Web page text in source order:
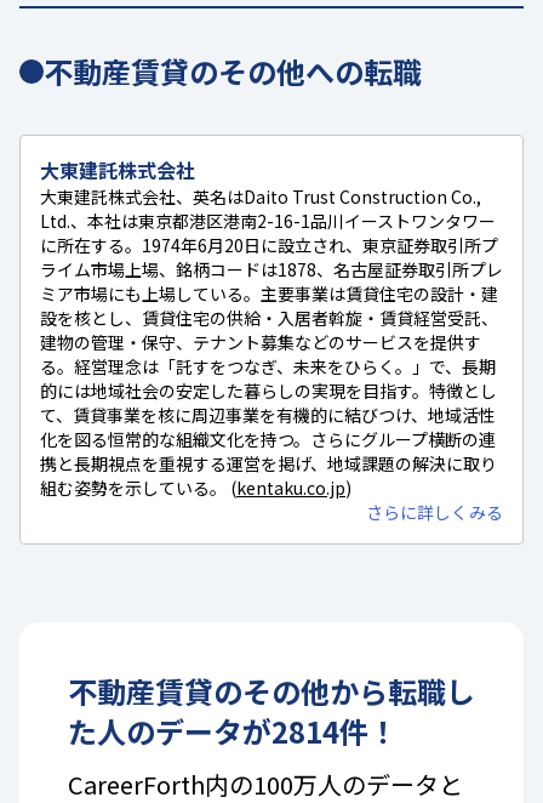
不動産賃貸のその他への転職
大東建託株式会社
大東建託株式会社、英名はDaito Trust Construction Co.,
Ltd.、本社は東京都港区港南2-16-1品川イーストワンタワー
に所在する。1974年6月20日に設立され、東京証券取引所プ
ライム市場上場、銘柄コードは1878、名古屋証券取引所プレ
ミア市場にも上場している。主要事業は賃貸住宅の設計・建
設を核とし、賃貸住宅の供給・入居者斡旋・賃貸経営受託、
建物の管理・保守、テナント募集などのサービスを提供す
る。経営理念は「託すをつなぎ、未来をひらく。」で、長期
的には地域社会の安定した暮らしの実現を目指す。特徴とし
て、賃貸事業を核に周辺事業を有機的に結びつけ、地域活性
化を図る恒常的な組織文化を持つ。さらにグループ横断の連
携と長期視点を重視する運営を掲げ、地域課題の解決に取り
組む姿勢を示している。 (kentaku.co.jp)
さらに詳しくみる
不動産賃貸のその他から転職し
た人のデータが2814件！
CareerForth内の100万人のデータと